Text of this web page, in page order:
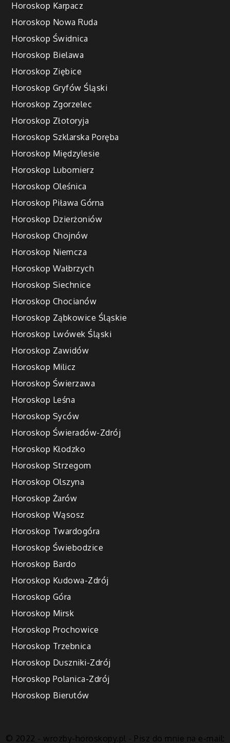
Horoskop Karpacz
Horoskop Nowa Ruda
Horoskop Świdnica
Horoskop Bielawa
Horoskop Ziębice
Horoskop Gryfów Śląski
Horoskop Zgorzelec
Horoskop Złotoryja
Horoskop Szklarska Poręba
Horoskop Międzylesie
Horoskop Lubomierz
Horoskop Oleśnica
Horoskop Piława Górna
Horoskop Dzierżoniów
Horoskop Chojnów
Horoskop Niemcza
Horoskop Wałbrzych
Horoskop Siechnice
Horoskop Chocianów
Horoskop Ząbkowice Śląskie
Horoskop Lwówek Śląski
Horoskop Zawidów
Horoskop Milicz
Horoskop Świerzawa
Horoskop Leśna
Horoskop Syców
Horoskop Świeradów-Zdrój
Horoskop Kłodzko
Horoskop Strzegom
Horoskop Olszyna
Horoskop Żarów
Horoskop Wąsosz
Horoskop Twardogóra
Horoskop Świebodzice
Horoskop Bardo
Horoskop Kudowa-Zdrój
Horoskop Góra
Horoskop Mirsk
Horoskop Prochowice
Horoskop Trzebnica
Horoskop Duszniki-Zdrój
Horoskop Polanica-Zdrój
Horoskop Bierutów
© 2022 - wrozby-horoskopy.pl - Pisz do mnie na e-mail: